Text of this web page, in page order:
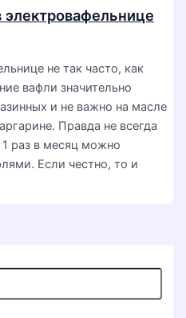
не так часто, как
вафли значительно
и не важно на масле
Правда не всегда
1 раз в месяц можно
Если честно, то и